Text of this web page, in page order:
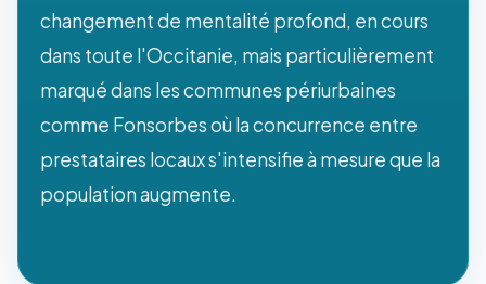
changement de mentalité profond, en cours
dans toute l'Occitanie, mais particulièrement
marqué dans les communes périurbaines
comme Fonsorbes où la concurrence entre
prestataires locaux s'intensifie à mesure que la
population augmente.